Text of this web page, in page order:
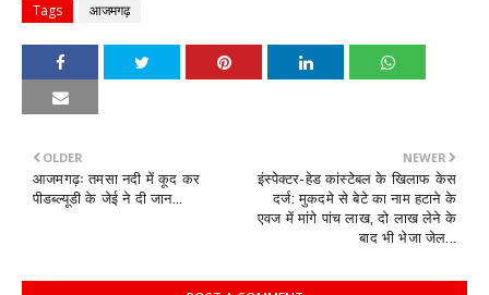
Tags आजमगढ़
NEWER
इंस्पेक्टर-हेड कांस्टेबल के खिलाफ केस
दर्ज: मुकदमे से बेटे का नाम हटाने के
एवज में मांगे पांच लाख, दो लाख लेने के
बाद भी भेजा जेल...
OLDER
आजमगढ़ः तमसा नदी में कूद कर
पीडब्ल्यूडी के जेई ने दी जान...